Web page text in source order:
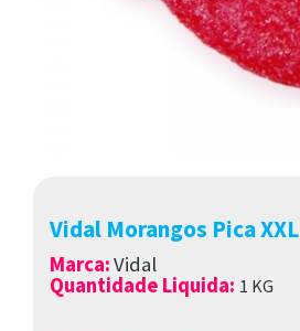
Vidal Morangos Pica XXL
Marca:Vidal
Quantidade Liquida: 1 KG